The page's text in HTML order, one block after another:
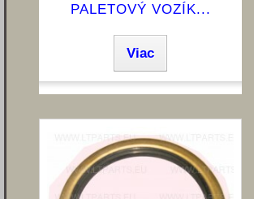
PALETOVÝ VOZÍK...
Viac